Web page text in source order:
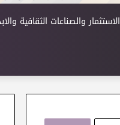
الاستثمار والصناعات الثقافية